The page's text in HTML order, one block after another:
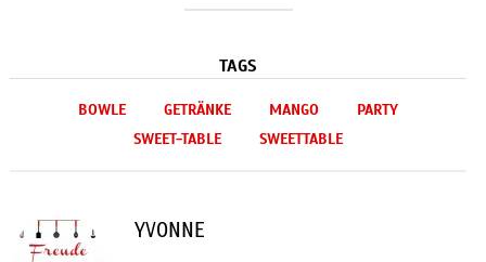
TAGS
BOWLE GETRÄNKE MANGO
PARTY
SWEET-TABLE
SWEETTABLE
YVONNE